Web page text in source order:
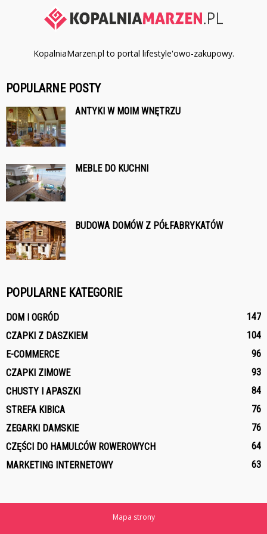
KopalniaMarzen.pl to portal lifestyle'owo-zakupowy.
POPULARNE POSTY
ANTYKI W MOIM WNĘTRZU
MEBLE DO KUCHNI
BUDOWA DOMÓW Z PÓŁFABRYKATÓW
POPULARNE KATEGORIE
DOM I OGRÓD
147
CZAPKI Z DASZKIEM
104
E-COMMERCE
96
CZAPKI ZIMOWE
93
CHUSTY I APASZKI
84
STREFA KIBICA
76
ZEGARKI DAMSKIE
76
CZĘŚCI DO HAMULCÓW ROWEROWYCH
64
MARKETING INTERNETOWY
63
Mapa strony